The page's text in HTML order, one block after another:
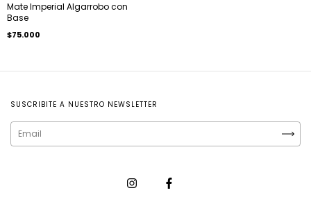
Mate Imperial Algarrobo con
Base
$75.000
SUSCRIBITE A NUESTRO NEWSLETTER